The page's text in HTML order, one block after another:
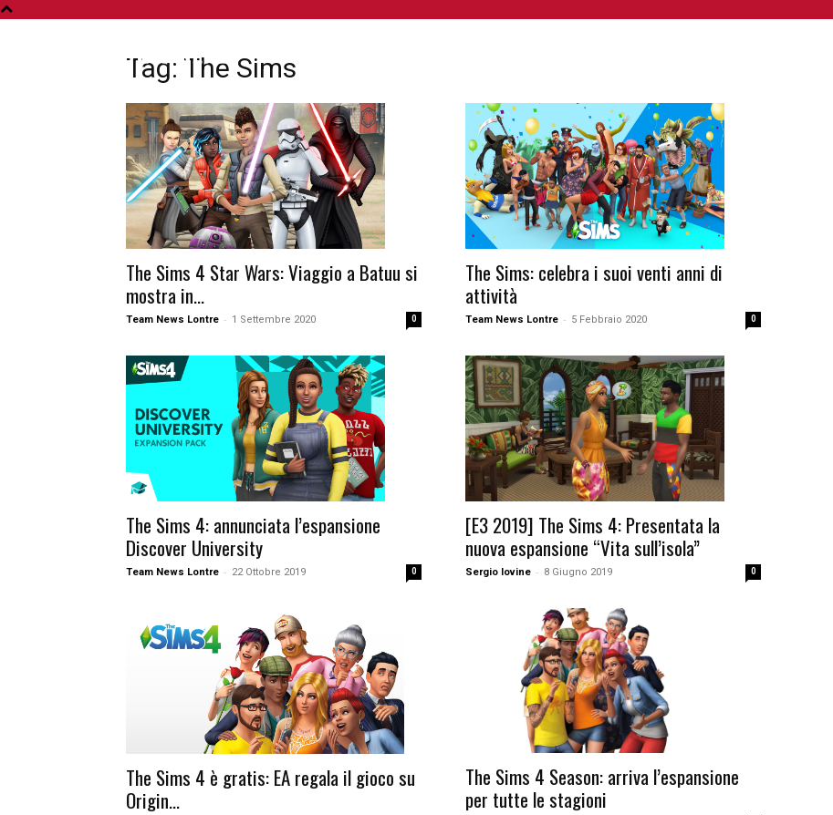
Tag: The Sims
The Sims 4 Star Wars: Viaggio a Batuu si
mostra in...
Team News Lontre - 1 Settembre 2020 0
The Sims: celebra i suoi venti anni di
attività
Team News Lontre - 5 Febbraio 2020 0
The Sims 4: annunciata l’espansione
Discover University
Team News Lontre - 22 Ottobre 2019 0
[E3 2019] The Sims 4: Presentata la
nuova espansione “Vita sull’isola”
Sergio Iovine - 8 Giugno 2019 0
The Sims 4 è gratis: EA regala il gioco su
Origin...
The Sims 4 Season: arriva l’espansione
per tutte le stagioni